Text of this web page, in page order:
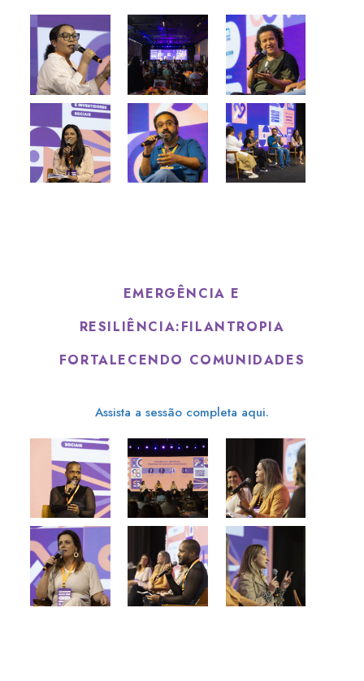
EMERGÊNCIA E
RESILIÊNCIA:FILANTROPIA
FORTALECENDO COMUNIDADES
Assista a sessão completa aqui.